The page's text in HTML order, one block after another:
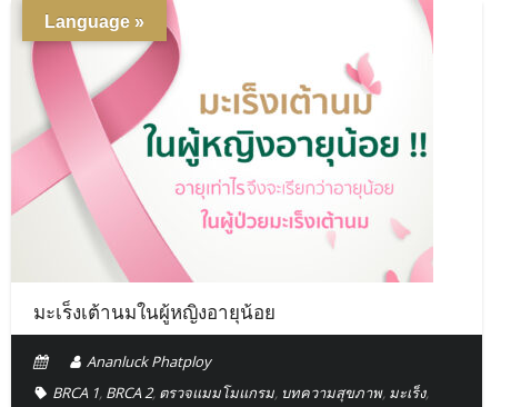
มะเร็งเต้านมในผู้หญิงอายุน้อย
Ananluck Phatploy
BRCA 1, BRCA 2, ตรวจแมมโมแกรม, บทความสุขภาพ, มะเร็ง,
Language »